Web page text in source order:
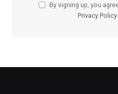
By signing up, you
Privacy Policy